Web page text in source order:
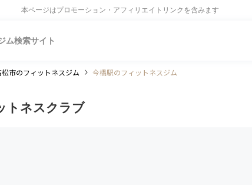
本ページはプロモーション・アフィリエイトリンクを含みます
ム検索サイト
松市のフィットネスジム 今橋駅のフィットネスジム
トネスクラブ